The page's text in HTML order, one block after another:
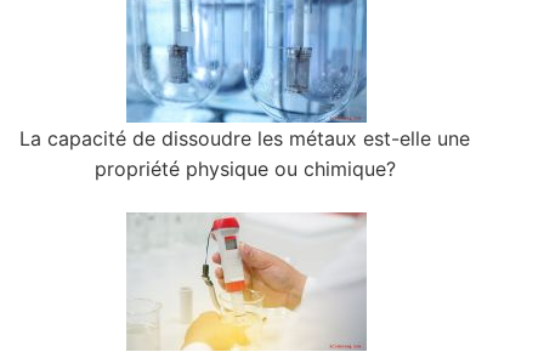
La capacité de dissoudre les métaux est-elle une
propriété physique ou chimique?